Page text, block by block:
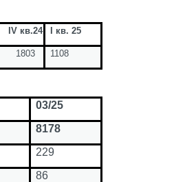
IV кв.24 кв. 25
1803
1108
03/25
8178
229
86